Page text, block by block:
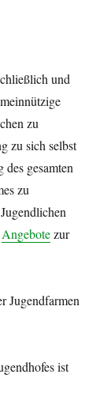
und
zu
zu sich selbst
gesamten
zu
Angebotezur
Jugendfarmen
ist